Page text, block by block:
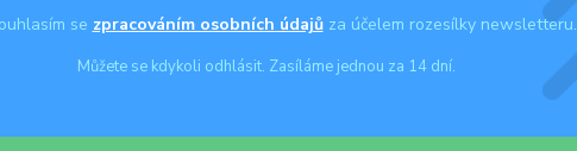
se zpracováním osobních údajůza účelem rozesílky newsletteru.
Můžete se kdykoli odhlásit. Zasíláme jednou za 14 dní.